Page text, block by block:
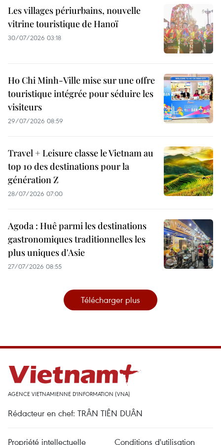
Les villages périurbains, nouvelle
vitrine touristique de Hanoï
30/07/2026 03:18
Ho Chi Minh-Ville mise sur une offre
touristique intégrée pour séduire les
visiteurs
29/07/2026 08:59
Travel + Leisure classe le Vietnam au
top 10 des destinations pour la
génération Z
28/07/2026 07:00
Agoda : Huê parmi les destinations
gastronomiques traditionnelles les
plus uniques d'Asie
27/07/2026 08:55
Télécharger plus
AGENCE VIETNAMIENNE D'INFORMATION (VNA)
Rédacteur en chef: TRÂN TIÊN DUÂN
Propriété intellectuelle Conditions d'utilisation